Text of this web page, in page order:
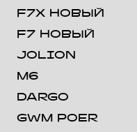
F7X НОВЫЙ
F7 НОВЫЙ
JOLION
M6
DARGO
GWM POER